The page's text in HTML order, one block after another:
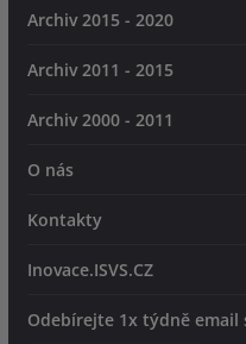
Archiv 2015 - 2020
Archiv 2011 - 2015
Archiv 2000 - 2011
O nás
Kontakty
Inovace.ISVS.CZ
Odebírejte 1x týdně email